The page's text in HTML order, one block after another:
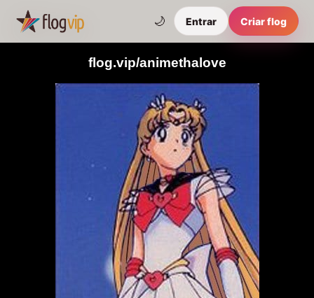
🌙 Entrar Criar flog
flog.vip/animethalove